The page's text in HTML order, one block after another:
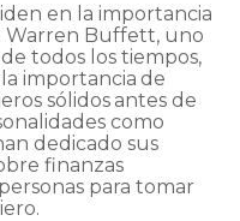
en la importancia
Warren Buffett, uno
todos los tiempos,
la importancia de
sólidos antes de
como
dedicado sus
finanzas
para tomar